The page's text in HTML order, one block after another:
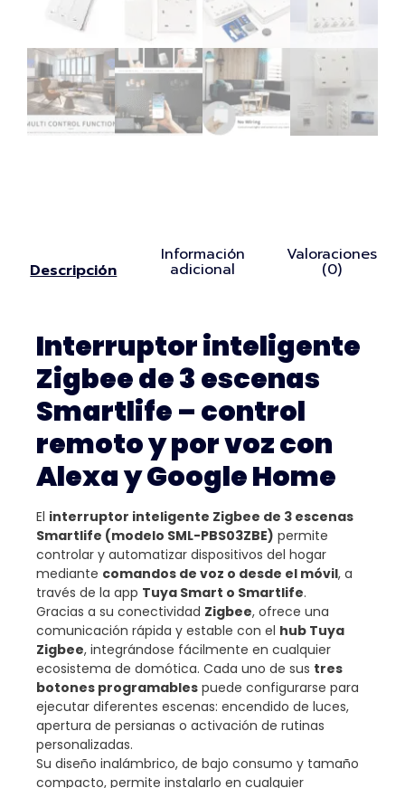
Descripción
Información
adicional
Valoraciones
(0)
Interruptor inteligente
Zigbee de 3 escenas
Smartlife – control
remoto y por voz con
Alexa y Google Home
El interruptor inteligente Zigbee de 3 escenas
Smartlife (modelo SML-PBS03ZBE) permite
controlar y automatizar dispositivos del hogar
mediante comandos de voz o desde el móvil, a
través de la app Tuya Smart o Smartlife.
Gracias a su conectividad Zigbee, ofrece una
comunicación rápida y estable con el hub Tuya
Zigbee, integrándose fácilmente en cualquier
ecosistema de domótica. Cada uno de sus tres
botones programables puede configurarse para
ejecutar diferentes escenas: encendido de luces,
apertura de persianas o activación de rutinas
personalizadas.
Su diseño inalámbrico, de bajo consumo y tamaño
compacto, permite instalarlo en cualquier